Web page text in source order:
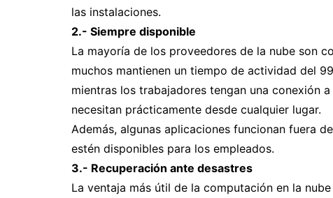
las instalaciones.
2.- Siempre disponible
La mayoría de los proveedores de la nube son
muchos mantienen un tiempo de actividad del
mientras los trabajadores tengan una conexión
necesitan prácticamente desde cualquier lugar.
Además, algunas aplicaciones funcionan fuera
estén disponibles para los empleados.
3.- Recuperación ante desastres
La ventaja más útil de la computación en la